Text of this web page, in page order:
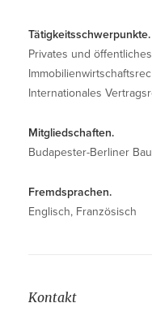
Tätigkeitsschwerpunkte.
Privates und
Internationales
Mitgliedschaften.
Budapester-Berliner
Fremdsprachen.
Englisch, Französisch
Kontakt